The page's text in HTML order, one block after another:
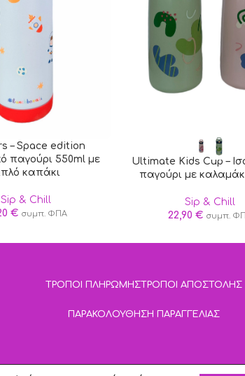
– Space edition
παγούρι 550ml με
καπάκι
Sip & Chill
€ συμπ. ΦΠΑ
Ultimate Kids Cup –
παγούρι με
Sip & Chill
22,90 € συμπ.
ΤΡΟΠΟΙ ΠΛΗΡΩΜΗΣΤΡΟΠΟΙ ΑΠΟΣΤΟΛΗΣ
ΠΑΡΑΚΟΛΟΥΘΗΣΗ ΠΑΡΑΓΓΕΛΙΑΣ